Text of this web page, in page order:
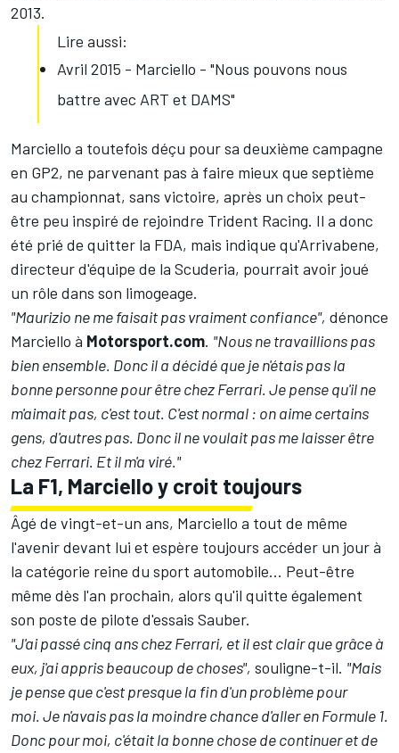
2013.
Lire aussi:
Avril 2015 - Marciello - "Nous pouvons nous
battre avec ART et DAMS"
Marciello a toutefois déçu pour sa deuxième campagne
en GP2, ne parvenant pas à faire mieux que septième
au championnat, sans victoire, après un choix peut-
être peu inspiré de rejoindre Trident Racing. Il a donc
été prié de quitter la FDA, mais indique qu'Arrivabene,
directeur d'équipe de la Scuderia, pourrait avoir joué
un rôle dans son limogeage.
"Maurizio ne me faisait pas vraiment confiance", dénonce
Marciello à Motorsport.com. "Nous ne travaillions pas
bien ensemble. Donc il a décidé que je n'étais pas la
bonne personne pour être chez Ferrari. Je pense qu'il ne
m'aimait pas, c'est tout. C'est normal : on aime certains
gens, d'autres pas. Donc il ne voulait pas me laisser être
chez Ferrari. Et il m'a viré."
La F1, Marciello y croit toujours
Âgé de vingt-et-un ans, Marciello a tout de même
l'avenir devant lui et espère toujours accéder un jour à
la catégorie reine du sport automobile... Peut-être
même dès l'an prochain, alors qu'il quitte également
son poste de pilote d'essais Sauber.
"J'ai passé cinq ans chez Ferrari, et il est clair que grâce à
eux, j'ai appris beaucoup de choses", souligne-t-il. "Mais
je pense que c'est presque la fin d'un problème pour
moi. Je n'avais pas la moindre chance d'aller en Formule 1.
Donc pour moi, c'était la bonne chose de continuer et de